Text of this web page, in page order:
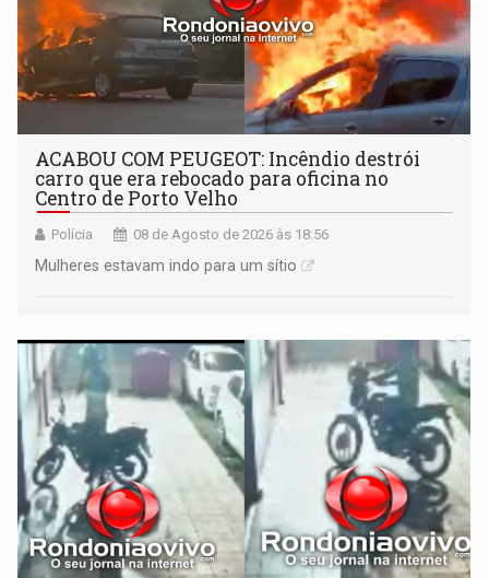
ACABOU COM PEUGEOT: Incêndio destrói
carro que era rebocado para oficina no
Centro de Porto Velho
Polícia 08 de Agosto de 2026 às 18:56
Mulheres estavam indo para um sítio